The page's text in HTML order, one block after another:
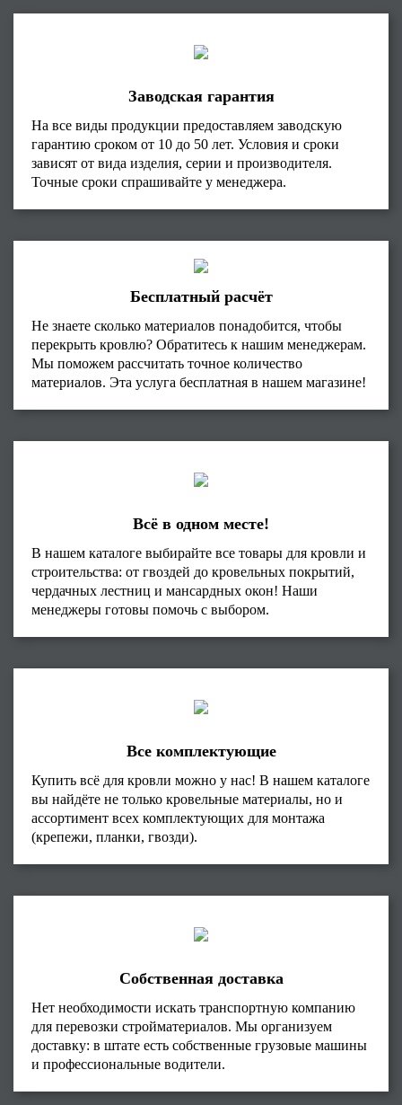
Заводская гарантия
На все виды продукции предоставляем заводскую
гарантию сроком от 10 до 50 лет. Условия и сроки
зависят от вида изделия, серии и производителя.
Точные сроки спрашивайте у менеджера.
Бесплатный расчёт
Не знаете сколько материалов понадобится, чтобы
перекрыть кровлю? Обратитесь к нашим менеджерам.
Мы поможем рассчитать точное количество
материалов. Эта услуга бесплатная в нашем магазине!
Всё в одном месте!
В нашем каталоге выбирайте все товары для кровли и
строительства: от гвоздей до кровельных покрытий,
чердачных лестниц и мансардных окон! Наши
менеджеры готовы помочь с выбором.
Все комплектующие
Купить всё для кровли можно у нас! В нашем каталоге
вы найдёте не только кровельные материалы, но и
ассортимент всех комплектующих для монтажа
(крепежи, планки, гвозди).
Собственная доставка
Нет необходимости искать транспортную компанию
для перевозки стройматериалов. Мы организуем
доставку: в штате есть собственные грузовые машины
и профессиональные водители.